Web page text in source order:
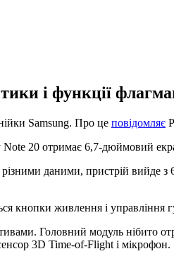
і функції
Samsung. Про це повідомляє
20 отримає 6,7-дюймовий
даними, пристрій
кнопки живлення і управління
Головний модуль нібито
3D Time-of-Flight і мікрофон.